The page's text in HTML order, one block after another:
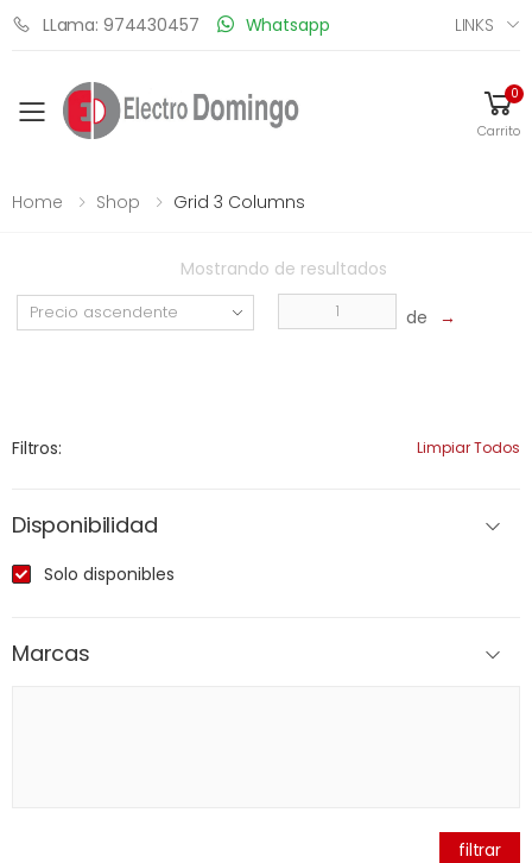
LLama: 974430457 Whatsapp LINKS
Toggle mobile menu
0
Carrito
Home Shop Grid 3 Columns
Mostrando de resultados
de →
Filtros: Limpiar Todos
Disponibilidad
Solo disponibles
Marcas
filtrar